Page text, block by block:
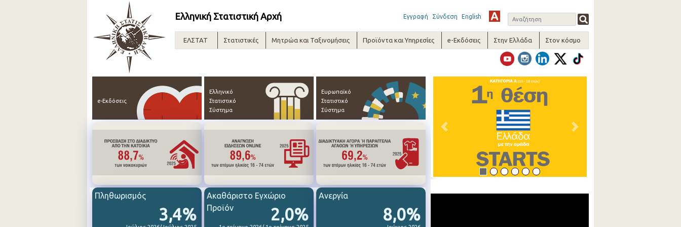
Ελληνική Στατιστική Αρχή Εγγραφή Σύνδεση English
ΕΛΣΤΑΤ Στατιστικές Μητρώα και Ταξινομήσεις Προϊόντα και Υπηρεσίες e-Εκδόσεις Στην Ελλάδα Στον κόσμο
e-Εκδόσεις
Ελληνικό
Στατιστικό
Σύστημα
Ευρωπαϊκό
Στατιστικό
Σύστημα
3,4%
Πληθωρισμός
2,0%
Ακαθάριστο Εγχώριο
Προϊόν
8,0%
Ανεργία
Previous Next